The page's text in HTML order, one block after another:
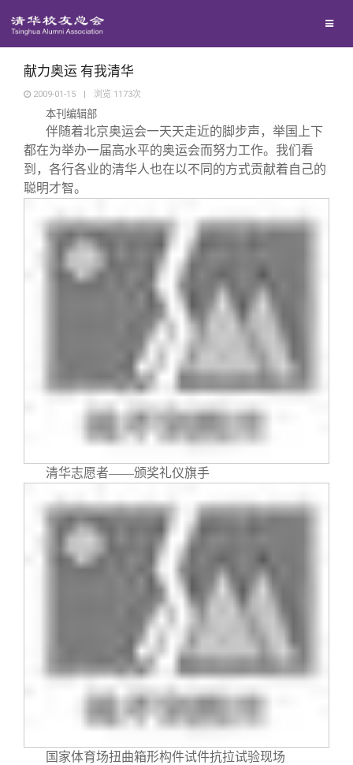
西南联大校友会
义工计划
新媒体平台
青春风采
校友讲坛
信息化服务
总会简介
理事会名单
制度法规
献力奥运 有我清华
2009-01-15 | 浏览 1173次
本刊编辑部
伴随着北京奥运会一天天走近的脚步声，举国上下
都在为举办一届高水平的奥运会而努力工作。我们看
到，各行各业的清华人也在以不同的方式贡献着自己的
聪明才智。
清华志愿者——颁奖礼仪旗手
国家体育场扭曲箱形构件试件抗拉试验现场